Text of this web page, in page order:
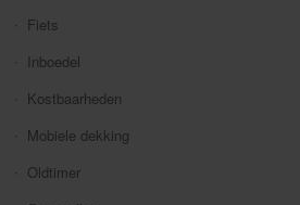
Fiets
Inboedel
Kostbaarheden
Mobiele dekking
Oldtimer